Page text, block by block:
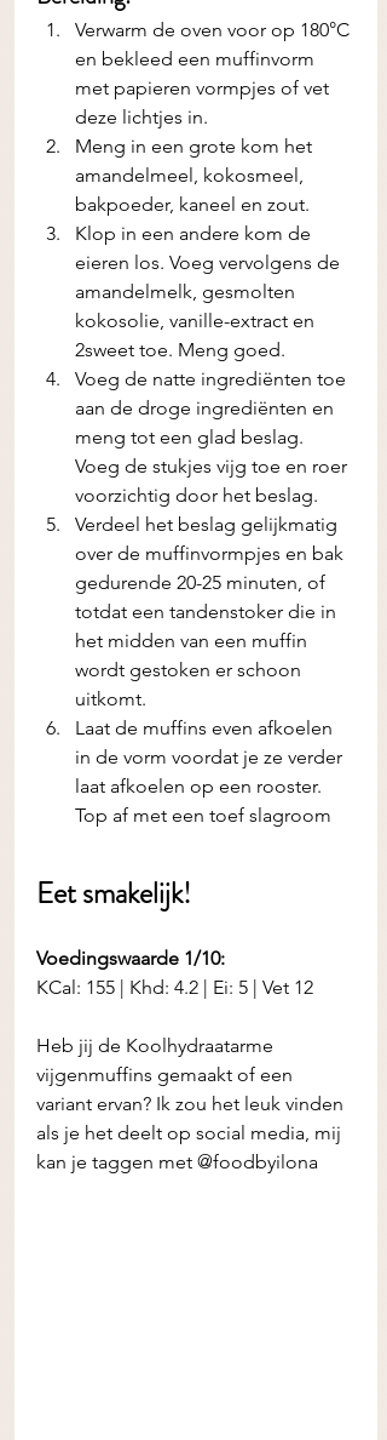
Verwarm de oven voor op 180°C
en bekleed een muffinvorm
met papieren vormpjes of vet
deze lichtjes in.
Meng in een grote kom het
amandelmeel, kokosmeel,
bakpoeder, kaneel en zout.
Klop in een andere kom de
eieren los. Voeg vervolgens de
amandelmelk, gesmolten
kokosolie, vanille-extract en
2sweet toe. Meng goed.
Voeg de natte ingrediënten toe
aan de droge ingrediënten en
meng tot een glad beslag.
Voeg de stukjes vijg toe en roer
voorzichtig door het beslag.
Verdeel het beslag gelijkmatig
over de muffinvormpjes en bak
gedurende 20-25 minuten, of
totdat een tandenstoker die in
het midden van een muffin
wordt gestoken er schoon
uitkomt.
Laat de muffins even afkoelen
in de vorm voordat je ze verder
laat afkoelen op een rooster.
Top af met een toef slagroom
Eet smakelijk!
Voedingswaarde 1/10:
KCal: 155 | Khd: 4.2 | Ei: 5 | Vet 12
Heb jij de Koolhydraatarme
vijgenmuffins gemaakt of een
variant ervan? Ik zou het leuk vinden
als je het deelt op social media, mij
kan je taggen met @foodbyilona